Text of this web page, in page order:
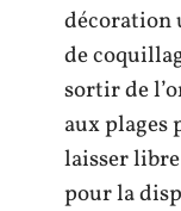
décoration
de
sortir de
aux plages
laisser
pour la